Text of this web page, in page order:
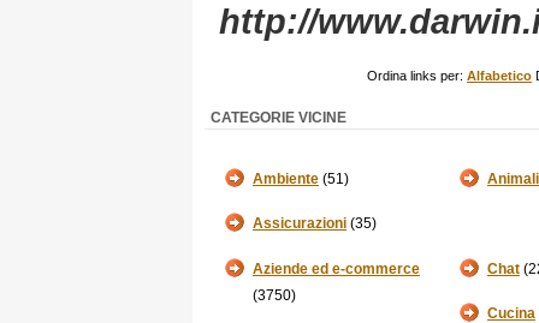
http://
Ordina links per: Alfabetico
CATEGORIE VICINE
Ambiente (51) Animali
Assicurazioni (35)
Aziende ed e-commerce
(3750)
Chat
Cucina